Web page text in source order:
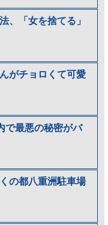
、「女を捨てる」
がチョロくて可愛
で最悪の秘密がバ
の都八重洲駐車場